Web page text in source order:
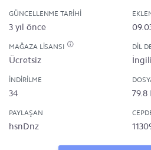
GÜNCELLENME TARIHI
3 yıl önce
MAĞAZA LISANSI
Ücretsiz
DIL
İNDIRILME
34 79.8
PAYLAŞAN
hsnDnz